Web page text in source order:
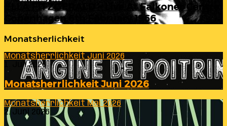
ELLA FITZGERALD – Live At Falkoner Centre
Copenhagen 6th February 1966
Monatsherlichkeit
Monatsherrlichkeit Juni 2026
1. Juli 2026
Monatsherrlichkeit Juni 2026
Monatsherrlichkeit Mai 2026
2. Juni 2026